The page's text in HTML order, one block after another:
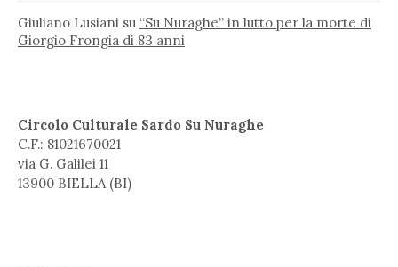
Giuliano Lusiani su “Su Nuraghe” in lutto per la morte di
Giorgio Frongia di 83 anni
Circolo Culturale Sardo Su Nuraghe
C.F.: 81021670021
via G. Galilei 11
13900 BIELLA (BI)